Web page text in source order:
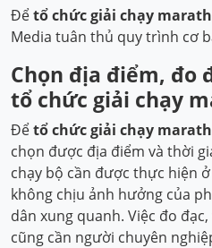
Đểtổ chức giải chạy
Media tuân thủ quy trình cơ
Chọn địa điểm, đo
tổ chức giải chạy
Đểtổ chức giải chạy
chọn được địa điểm và thời
chạy bộ cần được thực hiện
không chịu ảnh hưởng của
dân xung quanh. Việc đo
cũng cần người chuyên